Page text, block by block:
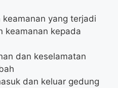
yang terjadi
keamanan kepada
dan keselamatan
dan keluar gedung